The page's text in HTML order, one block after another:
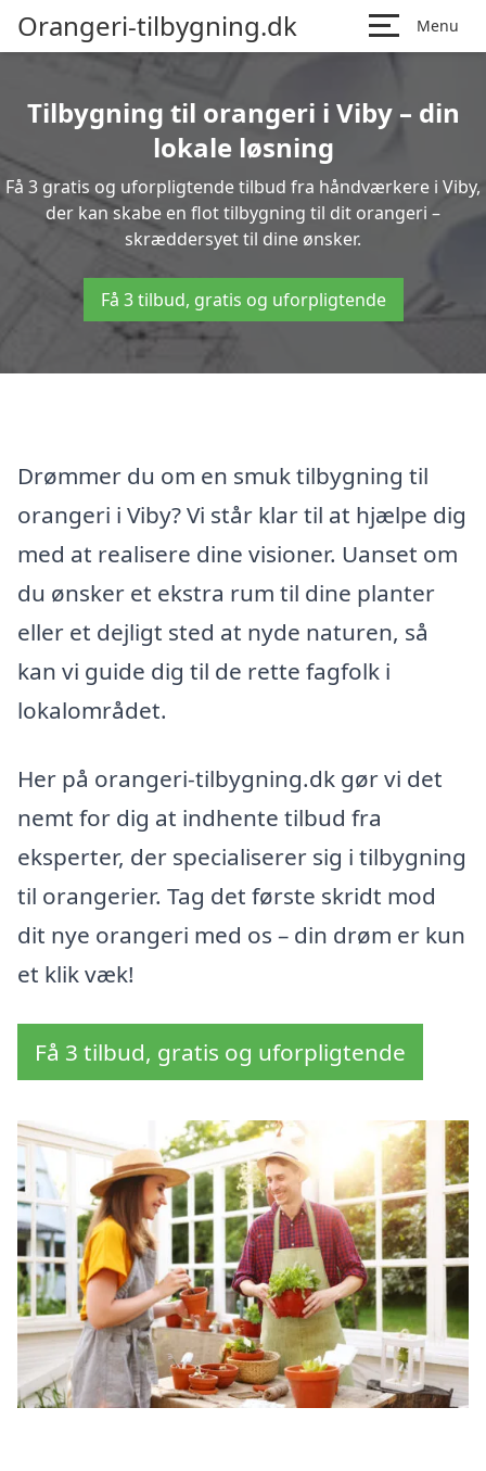
Orangeri-tilbygning.dk Menu
Tilbygning til orangeri i Viby – din
lokale løsning
Få 3 gratis og uforpligtende tilbud fra håndværkere i Viby,
der kan skabe en flot tilbygning til dit orangeri –
skræddersyet til dine ønsker.
Få 3 tilbud, gratis og uforpligtende
Drømmer du om en smuk tilbygning til
orangeri i Viby? Vi står klar til at hjælpe dig
med at realisere dine visioner. Uanset om
du ønsker et ekstra rum til dine planter
eller et dejligt sted at nyde naturen, så
kan vi guide dig til de rette fagfolk i
lokalområdet.
Her på orangeri-tilbygning.dk gør vi det
nemt for dig at indhente tilbud fra
eksperter, der specialiserer sig i tilbygning
til orangerier. Tag det første skridt mod
dit nye orangeri med os – din drøm er kun
et klik væk!
Få 3 tilbud, gratis og uforpligtende